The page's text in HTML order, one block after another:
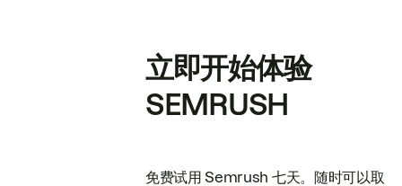
立即开始体验
SEMRUSH
免费试用 Semrush 七天。随时可以取